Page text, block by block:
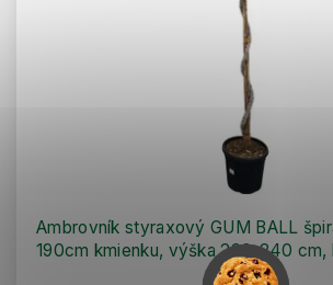
Ambrovník styraxový GUM BALL
190cm kmienku, výška 220-240 cm,